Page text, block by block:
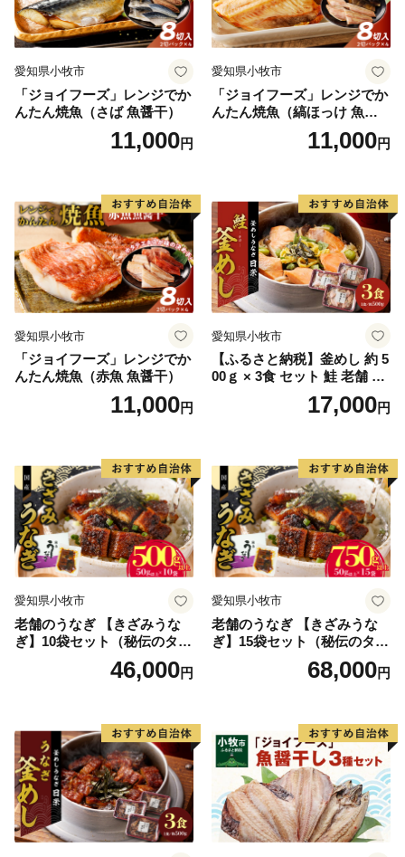
※寄附金受領証明書およびワンストップ特例申請は返礼
品とは別に郵送をしております。
愛知県小牧市
「ジョイフーズ」レンジでか
んたん焼魚（さば 魚醤干）
11,000円
愛知県小牧市
「ジョイフーズ」レンジでか
んたん焼魚（縞ほっけ 魚醤
11,000円
愛知県小牧市
「ジョイフーズ」レンジでか
んたん焼魚（赤魚 魚醤干）
11,000円
愛知県小牧市
【ふるさと納税】釜めし 約 5
00ｇ × 3食 セット 鮭 老舗 急
速冷凍 レンチン 時短 簡単調
理 食品 加工品 海鮮 手作り
り寄せグルメ 愛知県 小牧市
送料無料
17,000円
愛知県小牧市
老舗のうなぎ 【きざみうな
ぎ】10袋セット（秘伝のタレ
46,000円
愛知県小牧市
老舗のうなぎ 【きざみうな
ぎ】15袋セット（秘伝のタレ
68,000円